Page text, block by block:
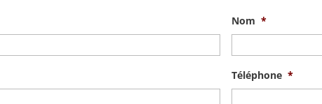
Nom *
Téléphone *